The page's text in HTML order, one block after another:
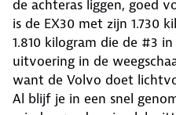
de achteras liggen, goed
is de EX30 met zijn 1.730
1.810 kilogram die de #3
uitvoering in de
want de Volvo doet
Al blijf je in een snel